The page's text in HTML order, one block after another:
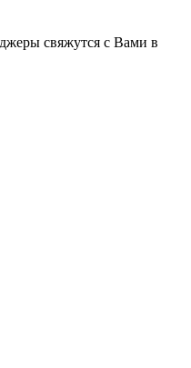
свяжутся с Вами в